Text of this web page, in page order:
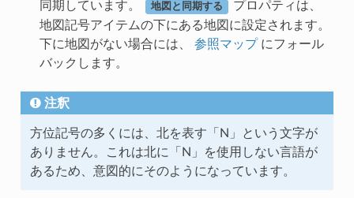
同期しています。
地図と同期する
プロパティは、
地図記号アイテムの下にある地図に設定されます。
下に地図がない場合には、 参照マップにフォール
バックします。
注釈
方位記号の多くには、北を表す「N」という文字が
ありません。これは北に「N」を使用しない言語が
あるため、意図的にそのようになっています。